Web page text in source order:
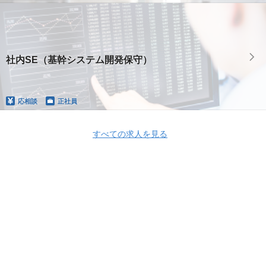
社内SE（基幹システム開発保守）
応相談 正社員
すべての求人を見る